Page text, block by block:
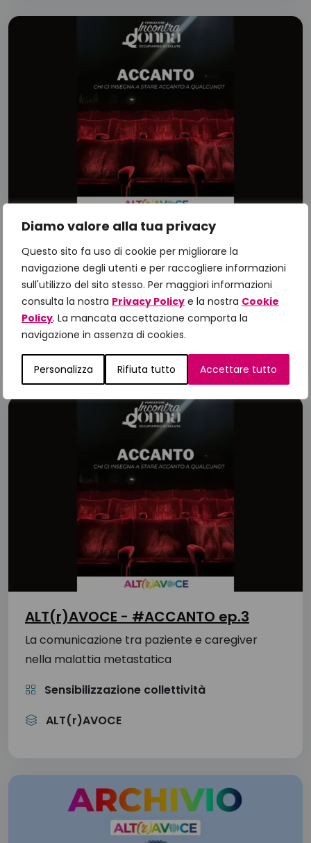
Diamo valore alla tua privacy
Questo sito fa uso di cookie per migliorare la
navigazione degli utenti e per raccogliere informazioni
sull'utilizzo del sito stesso. Per maggiori informazioni
consulta la nostra Privacy Policy e la nostra Cookie
Policy. La mancata accettazione comporta la
navigazione in assenza di cookies.
Personalizza Rifiuta tutto Accettare tutto
ALT(r)AVOCE - #ACCANTO ep.2
La comunicazione tra paziente e caregiver
nella malattia metastatica
Sensibilizzazione collettività
ALT(r)AVOCE
ALT(r)AVOCE - #ACCANTO ep.3
La comunicazione tra paziente e caregiver
nella malattia metastatica
Sensibilizzazione collettività
ALT(r)AVOCE